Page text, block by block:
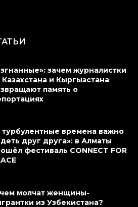
зачем журналистки
Казахстана и Кыргызстана
память о
турбулентные времена важно
друг друга»: в Алматы
фестиваль CONNECT FOR
молчат женщины-
из Узбекистана?